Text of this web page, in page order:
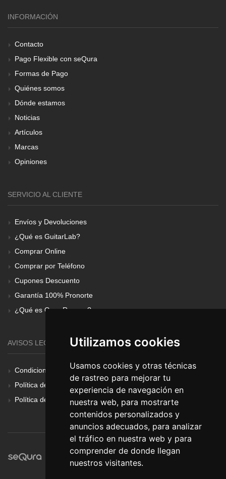
Utilizamos cookies
Usamos cookies y otras técnicas
de rastreo para mejorar tu
experiencia de navegación en
nuestra web, para mostrarte
contenidos personalizados y
anuncios adecuados, para analizar
el tráfico en nuestra web y para
comprender de donde llegan
nuestros visitantes.
INFORMACIÓN
Contacto
Pago Flexible con seQura
Formas de Pago
Quiénes somos
Dónde estamos
Noticias
Artículos
Marcas
Opiniones
SERVICIO AL CLIENTE
Envíos y Devoluciones
¿Qué es GuitarLab?
Comprar Online
Comprar por Teléfono
Cupones Descuento
Garantía 100% Pronorte
¿Qué es Gear Renove?
AVISOS LEGALES
Condiciones Generales
Política de Cookies
Política de Privacidad